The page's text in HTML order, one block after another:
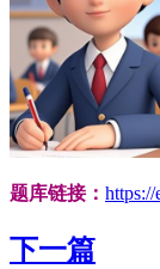
题库链接： https://
下一篇